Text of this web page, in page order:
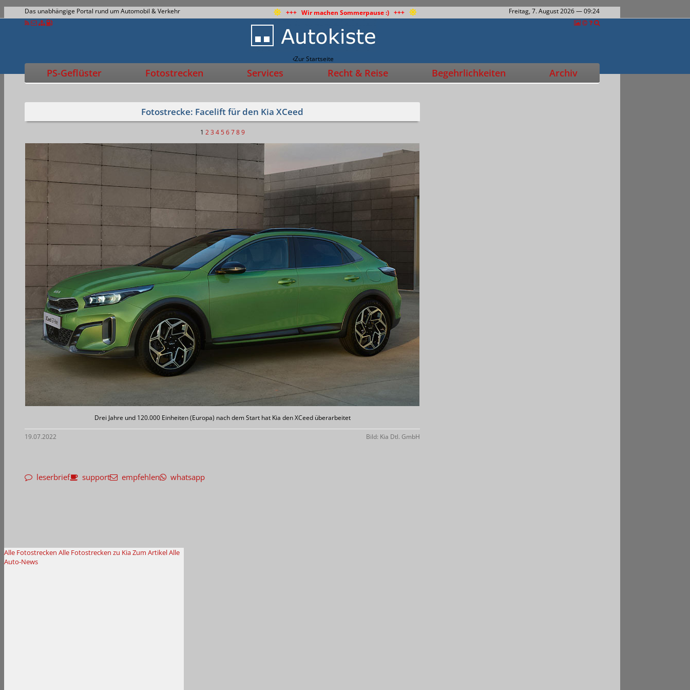
Das unabhängige Portal rund um Automobil & Verkehr +++ Wir machen Sommerpause :) +++ Freitag, 7. August 2026— 09:24
Zur Startseite
PS-Geflüster Fotostrecken Services Recht & Reise Begehrlichkeiten Archiv
Fotostrecke: Facelift für den Kia XCeed
1 2 3 4 5 6 7 8 9
Drei Jahre und 120.000 Einheiten (Europa) nach dem Start hat Kia den XCeed überarbeitet
19.07.2022 Bild: Kia Dtl. GmbH
leserbrief support empfehlen whatsapp
Alle Fotostrecken Alle Fotostrecken zu KiaZum ArtikelAlle
Auto-News